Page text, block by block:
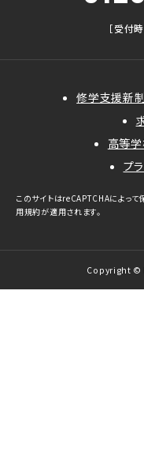
［受付
修学支援新
高等
プ
Copyright ©
このサイトはreCAPTCHAによって
用規約が適用されます。